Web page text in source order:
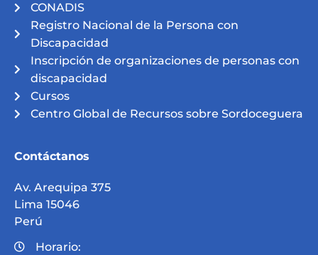
CONADIS
Registro Nacional de la Persona con
Discapacidad
Inscripción de organizaciones de personas con
discapacidad
Cursos
Centro Global de Recursos sobre Sordoceguera
Contáctanos
Av. Arequipa 375
Lima 15046
Perú
Horario: